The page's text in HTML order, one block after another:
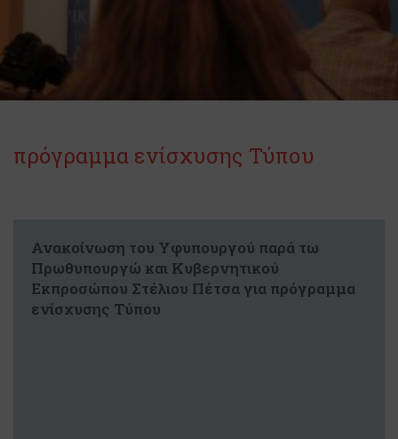
πρόγραμμα ενίσχυσης Τύπου
Ανακοίνωση του Υφυπουργού παρά τω
Πρωθυπουργώ και Κυβερνητικού
Εκπροσώπου Στέλιου Πέτσα για πρόγραμμα
ενίσχυσης Τύπου